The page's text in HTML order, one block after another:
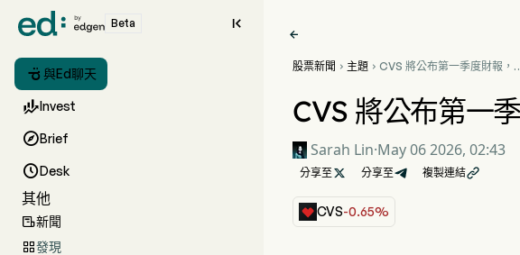
Beta 
 與Ed聊天
Invest
Brief
Desk
其他
新聞
發現

股票新聞  主題  CVS 將公布第一季度財報，
CVS 將公布第一
Sarah Lin·May 06 2026, 02:43
分享至  分享至 複製連結
CVS-0.65%